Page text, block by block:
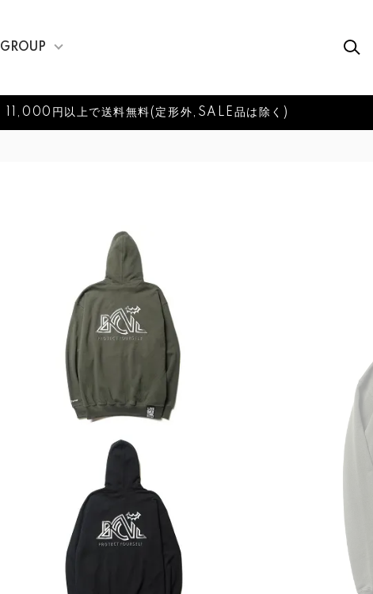
GROUP
11,000円以上で送料無料(定形外,SALE品は除く)